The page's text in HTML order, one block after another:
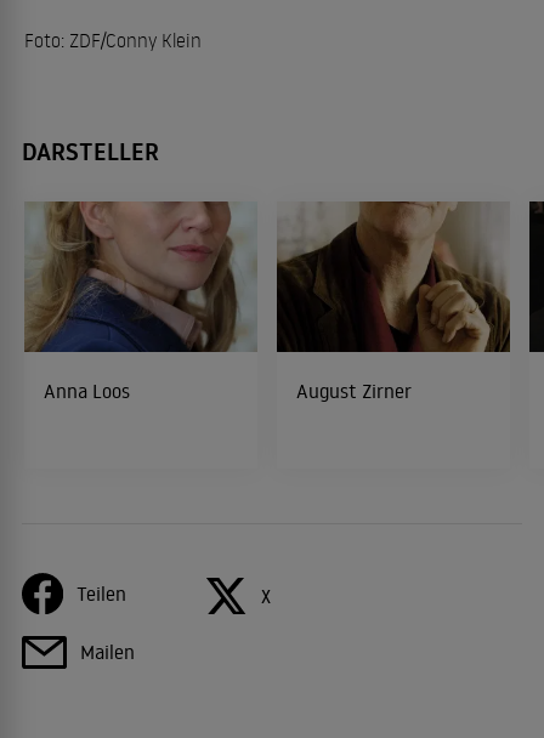
Foto: ZDF/Conny Klein
DARSTELLER
Anna Loos August Zirner
Teilen X
Mailen